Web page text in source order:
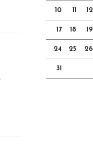
10 11 12
17 18 19
24 25 26
31